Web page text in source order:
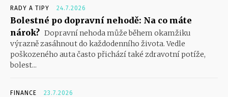
RADY A TIPY 24.7.2026
Bolestné po dopravní nehodě: Na co máte
nárok? Dopravní nehoda může během okamžiku
výrazně zasáhnout do každodenního života. Vedle
poškozeného auta často přichází také zdravotní potíže,
bolest...
FINANCE 23.7.2026